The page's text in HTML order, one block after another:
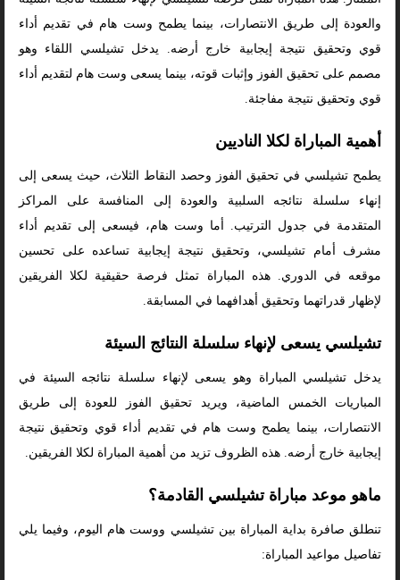
والعودة إلى طريق الانتصارات، بينما يطمح وست هام في تقديم أداء
قوي وتحقيق نتيجة إيجابية خارج أرضه. يدخل تشيلسي اللقاء وهو
مصمم على تحقيق الفوز وإثبات قوته، بينما يسعى وست هام لتقديم أداء
قوي وتحقيق نتيجة مفاجئة.
أهمية المباراة لكلا الناديين
يطمح تشيلسي في تحقيق الفوز وحصد النقاط الثلاث، حيث يسعى إلى
إنهاء سلسلة نتائجه السلبية والعودة إلى المنافسة على المراكز
المتقدمة في جدول الترتيب. أما وست هام، فيسعى إلى تقديم أداء
مشرف أمام تشيلسي، وتحقيق نتيجة إيجابية تساعده على تحسين
موقعه في الدوري. هذه المباراة تمثل فرصة حقيقية لكلا الفريقين
لإظهار قدراتهما وتحقيق أهدافهما في المسابقة.
تشيلسي يسعى لإنهاء سلسلة النتائج السيئة
يدخل تشيلسي المباراة وهو يسعى لإنهاء سلسلة نتائجه السيئة في
المباريات الخمس الماضية، ويريد تحقيق الفوز للعودة إلى طريق
الانتصارات، بينما يطمح وست هام في تقديم أداء قوي وتحقيق نتيجة
إيجابية خارج أرضه. هذه الظروف تزيد من أهمية المباراة لكلا الفريقين.
ماهو موعد مباراة تشيلسي القادمة؟
تنطلق صافرة بداية المباراة بين تشيلسي ووست هام اليوم، وفيما يلي
تفاصيل مواعيد المباراة: